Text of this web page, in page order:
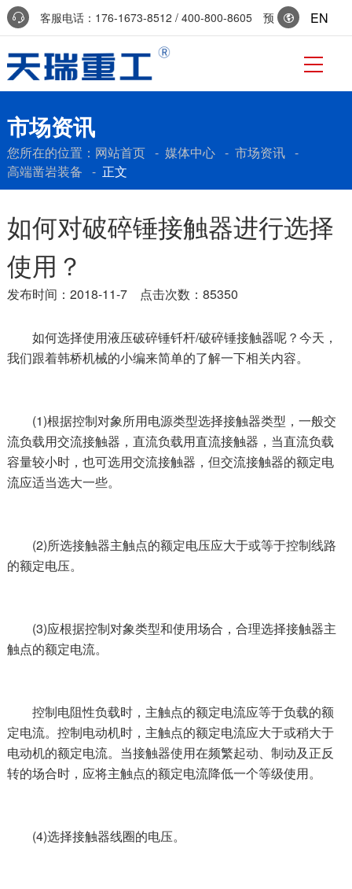
客服电话：176-1673-8512 / 400-800-8605 预
约参访：0536-7519229
EN
市场资讯
您所在的位置： 网站首页- 媒体中心- 市场资讯-
高端凿岩装备 - 正文
如何对破碎锤接触器进行选择
使用？
发布时间：2018-11-7 点击次数：85350
如何选择使用液压破碎锤钎杆/破碎锤接触器呢？今天，
我们跟着韩桥机械的小编来简单的了解一下相关内容。
(1)根据控制对象所用电源类型选择接触器类型，一般交
流负载用交流接触器，直流负载用直流接触器，当直流负载
容量较小时，也可选用交流接触器，但交流接触器的额定电
流应适当选大一些。
(2)所选接触器主触点的额定电压应大于或等于控制线路
的额定电压。
(3)应根据控制对象类型和使用场合，合理选择接触器主
触点的额定电流。
控制电阻性负载时，主触点的额定电流应等于负载的额
定电流。控制电动机时，主触点的额定电流应大于或稍大于
电动机的额定电流。当接触器使用在频繁起动、制动及正反
转的场合时，应将主触点的额定电流降低一个等级使用。
(4)选择接触器线圈的电压。